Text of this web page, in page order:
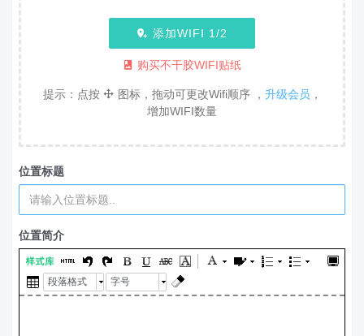
添加WIFI 1 /2
购买不干胶WIFI贴纸
提示：点按 图标，拖动可更改Wifi顺序 ， 升级会员 ，
增加WIFI数量
位置标题
位置简介
段落格式 字号